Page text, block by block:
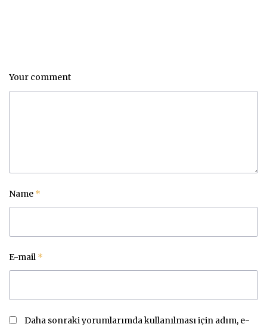
Your comment
Name *
E-mail *
Daha sonraki yorumlarımda kullanılması için adım, e-